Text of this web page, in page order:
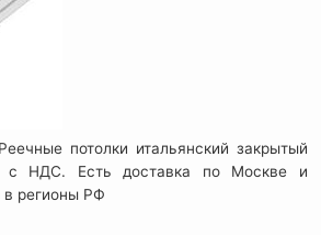
потолки итальянский закрытый
с НДС. Есть доставка по Москве и
в регионы РФ